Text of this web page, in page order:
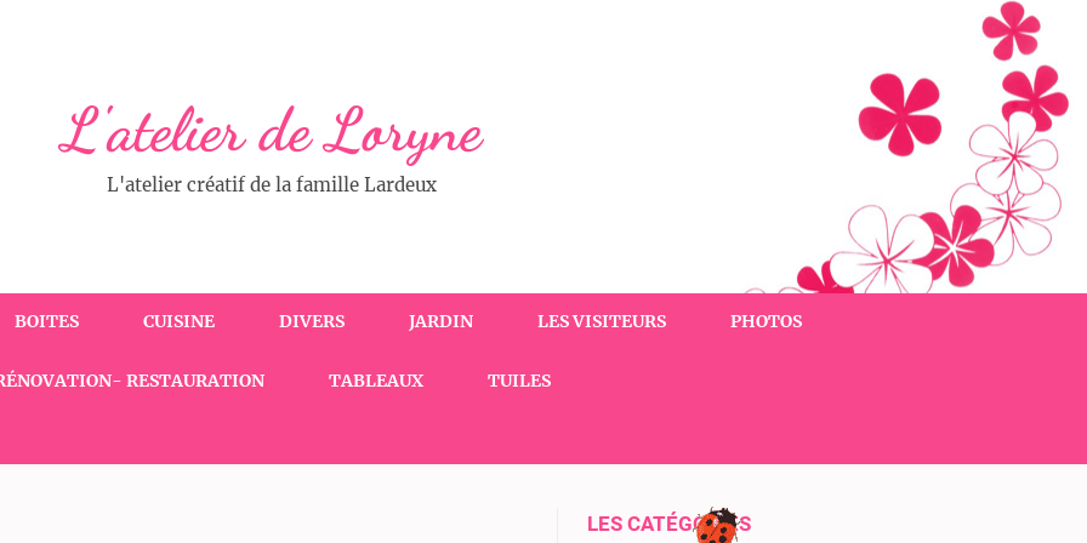
L'atelier de Loryne
L'atelier créatif de la famille Lardeux
BOITES CUISINE DIVERS JARDIN LES VISITEURS PHOTOS
RESTAURATION TABLEAUX TUILES
LES CATÉGORIES